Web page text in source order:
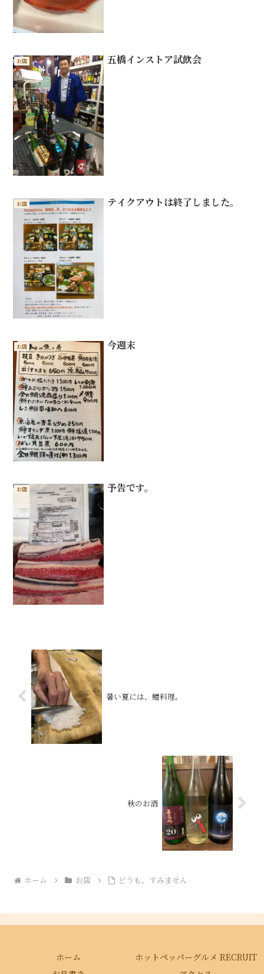
お店 五橋インストア試飲会
お店 テイクアウトは終了しました。
お店 今週末
お店 予告です。
暑い夏には、鱧料理。
秋のお酒
ホーム お店 どうも、すみません
ホーム
ホットペッパーグルメ RECRUIT